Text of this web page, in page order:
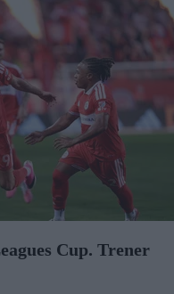
Cup. Trener